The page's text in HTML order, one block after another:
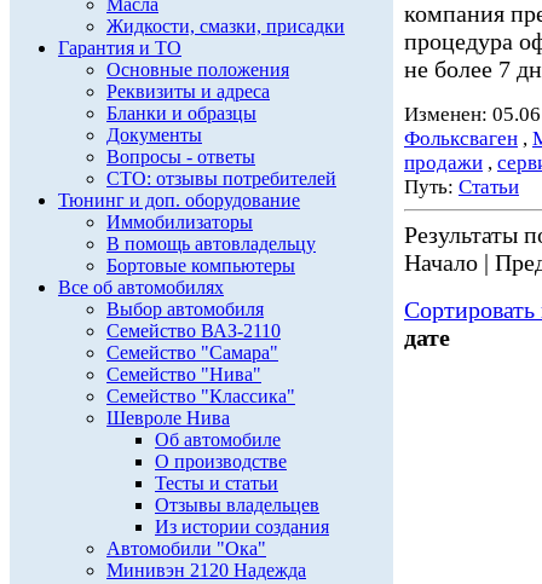
Масла
Жидкости, смазки, присадки
Гарантия и ТО
Основные положения
Реквизиты и адреса
Бланки и образцы
Документы
Вопросы - ответы
СТО: отзывы потребителей
Тюнинг и доп. оборудование
Иммобилизаторы
В помощь автовладельцу
Бортовые компьютеры
Все об автомобилях
Выбор автомобиля
Семейство ВАЗ-2110
Семейство "Самара"
Семейство "Нива"
Семейство "Классика"
Шевроле Нива
Об автомобиле
О производстве
Тесты и статьи
Отзывы владельцев
Из истории создания
Автомобили "Ока"
Минивэн 2120 Надежда
компания
процедура
не более 7
Изменен:
Фольксваген ,
продажи ,
Путь: Статьи
Результаты
Начало |
дате